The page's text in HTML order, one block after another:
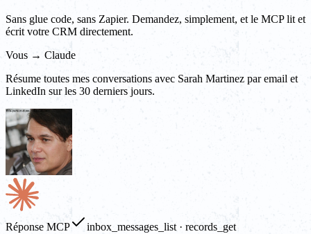
Sans glue code, sans Zapier. Demandez, simplement, et le MCP lit et
écrit votre CRM directement.
Vous → Claude
Résume toutes mes conversations avec Sarah Martinez par email et
LinkedIn sur les 30 derniers jours.
Réponse MCP
inbox_messages_list · records_get